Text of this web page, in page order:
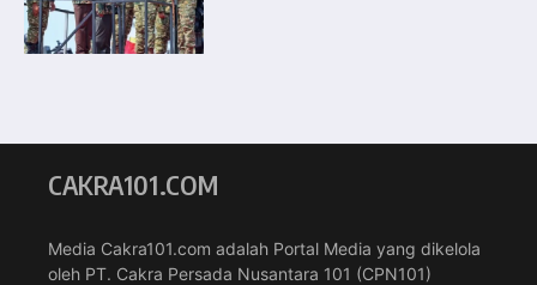
CAKRA101.COM
Media Cakra101.com adalah Portal Media yang dikelola
oleh PT. Cakra Persada Nusantara 101 (CPN101)